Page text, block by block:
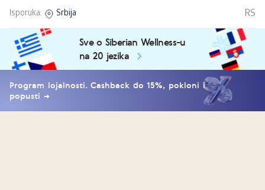
Isporuka: Srbija RS
Sve o Siberian Wellness-u
na 20 jezika
Program lojalnosti. Cashback do 15%, pokloni i
popusti →